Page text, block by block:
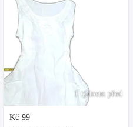
1 týdnem před
Kč 99